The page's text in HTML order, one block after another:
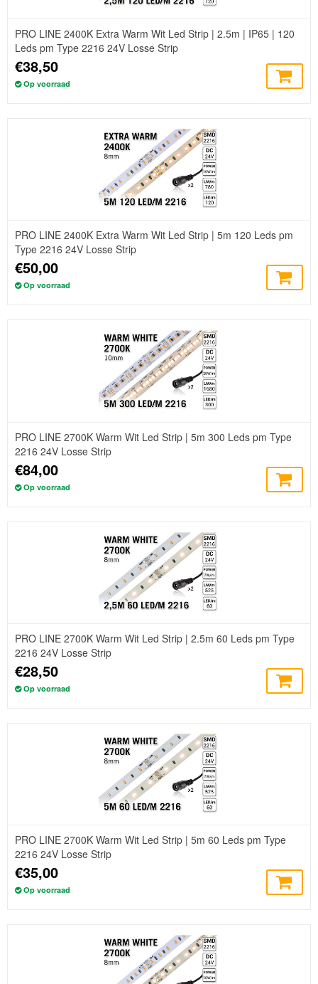
PRO LINE 2400K Extra Warm Wit Led Strip | 2.5m | IP65 | 120
Leds pm Type 2216 24V Losse Strip
€38,50
Op voorraad
PRO LINE 2400K Extra Warm Wit Led Strip | 5m 120 Leds pm
Type 2216 24V Losse Strip
€50,00
Op voorraad
PRO LINE 2700K Warm Wit Led Strip | 5m 300 Leds pm Type
2216 24V Losse Strip
€84,00
Op voorraad
PRO LINE 2700K Warm Wit Led Strip | 2.5m 60 Leds pm Type
2216 24V Losse Strip
€28,50
Op voorraad
PRO LINE 2700K Warm Wit Led Strip | 5m 60 Leds pm Type
2216 24V Losse Strip
€35,00
Op voorraad